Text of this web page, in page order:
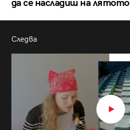
да се насладиш на лятото
Следва